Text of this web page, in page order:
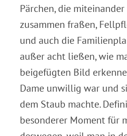
Pärchen, die
zusammen fraßen,
und auch die
außer acht ließen, wie
beigefügten Bild
Dame unwillig war und
dem Staub machte.
besonderer Moment für